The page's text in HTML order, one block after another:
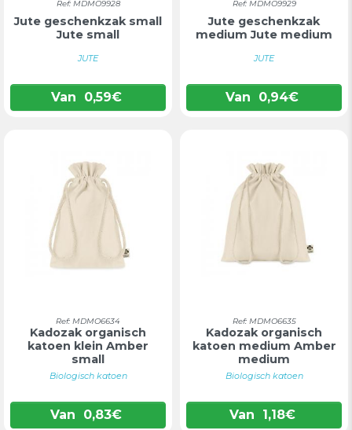
Ref: MDMO9928
Jute geschenkzak small
Jute small
JUTE
Van 0,59€
Ref: MDMO9929
Jute geschenkzak
medium Jute medium
JUTE
Van 0,94€
Ref: MDMO6634
Kadozak organisch
katoen klein Amber
small
Biologisch katoen
Van 0,83€
Ref: MDMO6635
Kadozak organisch
katoen medium Amber
medium
Biologisch katoen
Van 1,18€